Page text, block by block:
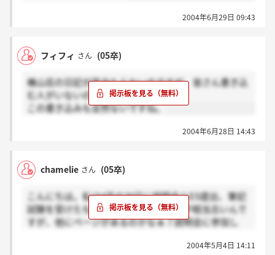
2004年6月29日 09:43
フィフィ さん (05卒)
椿山荘の日記が見当たらないのですが、皆さん書き込
む人がいないのでしょうか？
この書き込みも全然ないですね。
2004年6月28日 14:43
chamelie さん (05卒)
こんにちは。私は4月の30日に説明会とES提出、筆記
試験を受けたものです。前の書き込みが相当古いんで
すが、他にページがあるのかなぁ？説明会に参加し
動しました！ぜひ、働きたいなぁと思っているのです
2004年5月4日 14:11